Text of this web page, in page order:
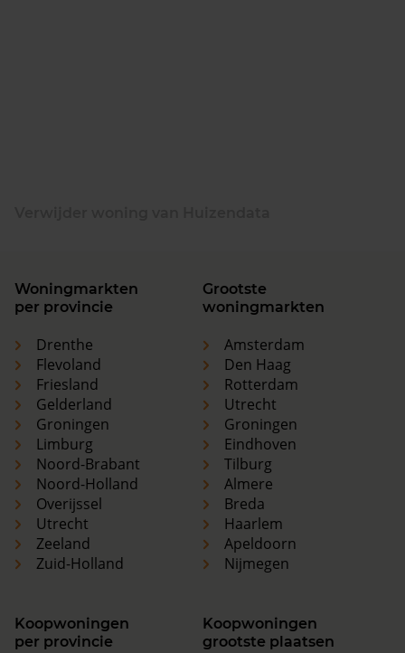
Woningmarkten
per provincie
Drenthe
Flevoland
Friesland
Gelderland
Groningen
Limburg
Noord-Brabant
Noord-Holland
Overijssel
Utrecht
Zeeland
Zuid-Holland
Grootste
woningmarkten
Amsterdam
Den Haag
Rotterdam
Utrecht
Groningen
Eindhoven
Tilburg
Almere
Breda
Haarlem
Apeldoorn
Nijmegen
Koopwoningen
per provincie
Koopwoningen
grootste plaatsen